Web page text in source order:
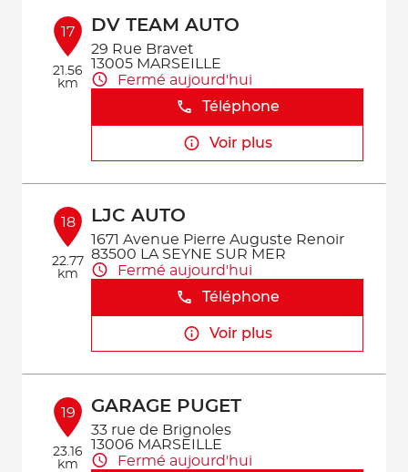
17
21.56
km
DV TEAM AUTO
29 Rue Bravet
13005 MARSEILLE
Fermé aujourd'hui
Téléphone
Voir plus
18
22.77
km
LJC AUTO
1671 Avenue Pierre Auguste Renoir
83500 LA SEYNE SUR MER
Fermé aujourd'hui
Téléphone
Voir plus
19
23.16
km
GARAGE PUGET
33 rue de Brignoles
13006 MARSEILLE
Fermé aujourd'hui